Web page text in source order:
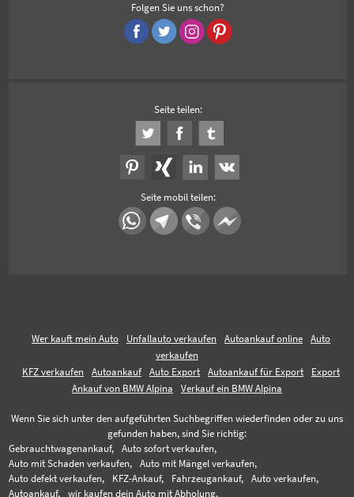
Folgen Sie uns schon?
Seite teilen:
Seite mobil teilen:
Wer kauft mein Auto Unfallauto verkaufen Autoankauf online
Auto
verkaufen
KFZ verkaufen
Autoankauf Auto Export Autoankauf für Export
Export
Ankauf von BMW Alpina
Verkauf ein BMW Alpina
Wenn Sie sich unter den aufgeführten Suchbegriffen wiederfinden oder zu uns
gefunden haben, sind Sie richtig:
Gebrauchtwagenankauf,
Auto sofort verkaufen,
Auto mit Schaden verkaufen,
Auto mit Mängel verkaufen,
Auto defekt verkaufen,
KFZ-Ankauf, Fahrzeugankauf,
Auto verkaufen,
Autoankauf,
wir kaufen dein Auto mit Abholung,